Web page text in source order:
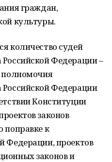
граждан,
культуры.
количество судей
Федерации –
полномочия
Федерации
Конституции
законов
поправке к
Федерации, проектов
законов и